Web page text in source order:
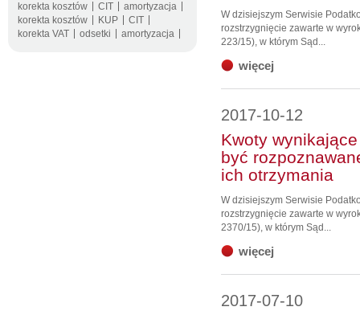
korekta kosztów
CIT
amortyzacja
korekta kosztów
KUP
CIT
korekta VAT
odsetki amortyzacja
W dzisiejszym Serwisie
rozstrzygnięcie zawarte w
223/15), w którym Sąd...
więcej
2017-10-12
Kwoty
być
ich otrzymania
W dzisiejszym Serwisie
rozstrzygnięcie zawarte w
2370/15), w którym Sąd...
więcej
2017-07-10